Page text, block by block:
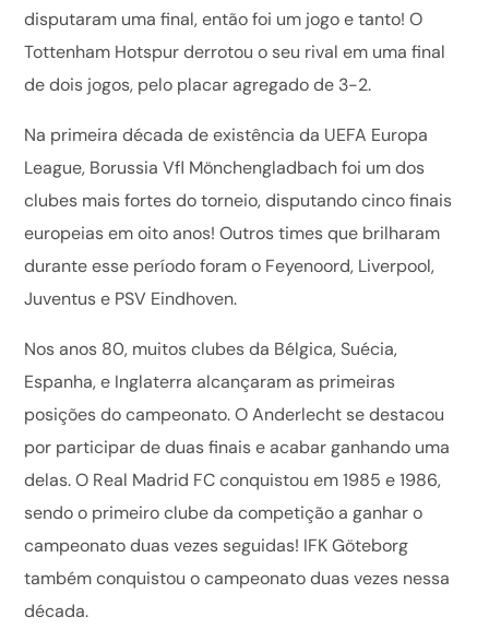
disputaram uma final, então foi um jogo e tanto! O
Tottenham Hotspur derrotou o seu rival em uma final
de dois jogos, pelo placar agregado de 3-2.
Na primeira década de existência da UEFA Europa
League, Borussia Vfl Mönchengladbach foi um dos
clubes mais fortes do torneio, disputando cinco finais
europeias em oito anos! Outros times que brilharam
durante esse período foram o Feyenoord, Liverpool,
Juventus e PSV Eindhoven.
Nos anos 80, muitos clubes da Bélgica, Suécia,
Espanha, e Inglaterra alcançaram as primeiras
posições do campeonato. O Anderlecht se destacou
por participar de duas finais e acabar ganhando uma
delas. O Real Madrid FC conquistou em 1985 e 1986,
sendo o primeiro clube da competição a ganhar o
campeonato duas vezes seguidas! IFK Göteborg
também conquistou o campeonato duas vezes nessa
década.